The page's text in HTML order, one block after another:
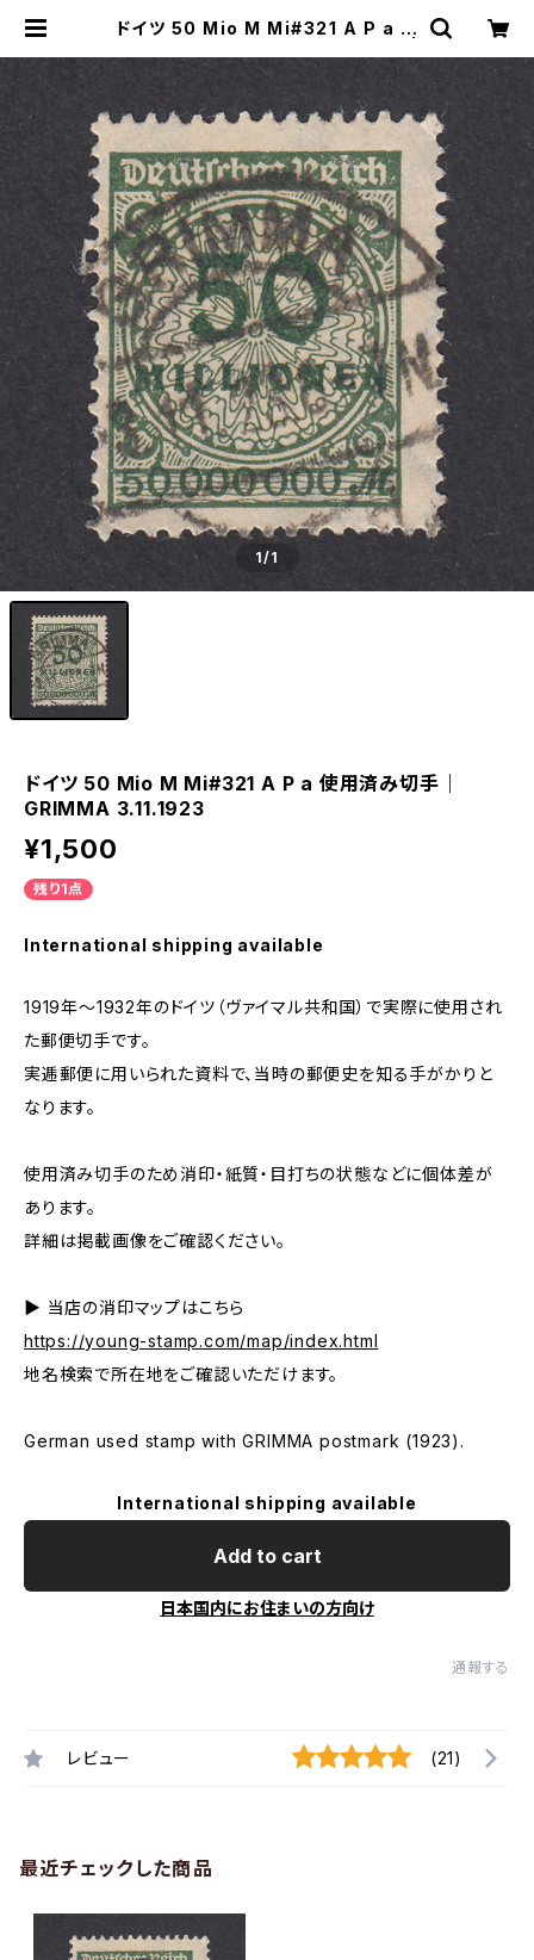
ドイツ 50 Mio M Mi#321 A P a 使
ヤングスタンプのネットショップ | Yo
ung Stamp
1/1
ドイツ 50 Mio M Mi#321 A P a 使用済み切手｜
GRIMMA 3.11.1923
¥1,500
残り1点
International shipping available
1919年～1932年のドイツ（ヴァイマル共和国）で実際に使用され
た郵便切手です。
実逓郵便に用いられた資料で、当時の郵便史を知る手がかりと
なります。
使用済み切手のため消印・紙質・目打ちの状態などに個体差が
あります。
詳細は掲載画像をご確認ください。
▶ 当店の消印マップはこちら
https://young-stamp.com/map/index.html
地名検索で所在地をご確認いただけます。
German used stamp with GRIMMA postmark (1923).
International shipping available
Add to cart
日本国内にお住まいの方向け
通報する
レビュー (21)
最近チェックした商品